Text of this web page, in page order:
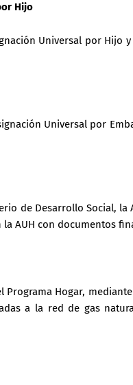
Hijo
Universal por Hijo
Universal por
de Desarrollo Social, la
AUH con documentos
Programa Hogar,
a la red de gas